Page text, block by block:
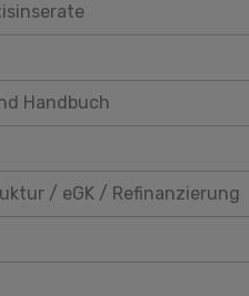
Handbuch
/ eGK / Refinanzierung